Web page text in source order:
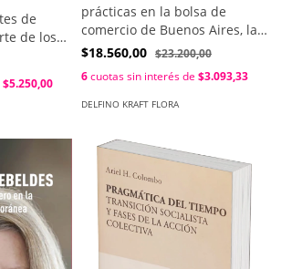
de
de los
$5.250,00
prácticas en la bolsa de
comercio de Buenos Aires, las
/ Flora Delfino Kraft
$18.560,00 $23.200,00
6cuotas sin interés de $3.093,33
DELFINO KRAFT FLORA